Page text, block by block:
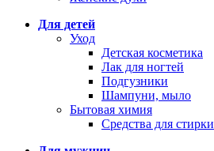
Для детей
Уход
Детская косметика
Лак для ногтей
Подгузники
Шампуни, мыло
Бытовая химия
Средства для стирки